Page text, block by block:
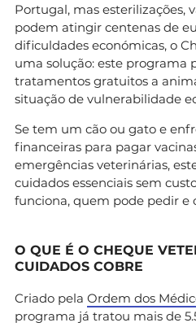
Portugal, mas esterilizações,
podem atingir centenas de
dificuldades económicas, o
uma solução: este programa
tratamentos gratuitos a
situação de vulnerabilidade
Se tem um cão ou gato e
financeiras para pagar
emergências veterinárias,
cuidados essenciais sem
funciona, quem pode pedir e
O QUE É O CHEQUE
CUIDADOS COBRE
Criado pela Ordem dos
programa já tratou mais de